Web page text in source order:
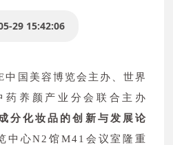
29 15:42:06
中国美容博览会主办、世界
药养颜产业分会联合主办
分化妆品的创新与发展论
中心N2馆M41会议室隆重